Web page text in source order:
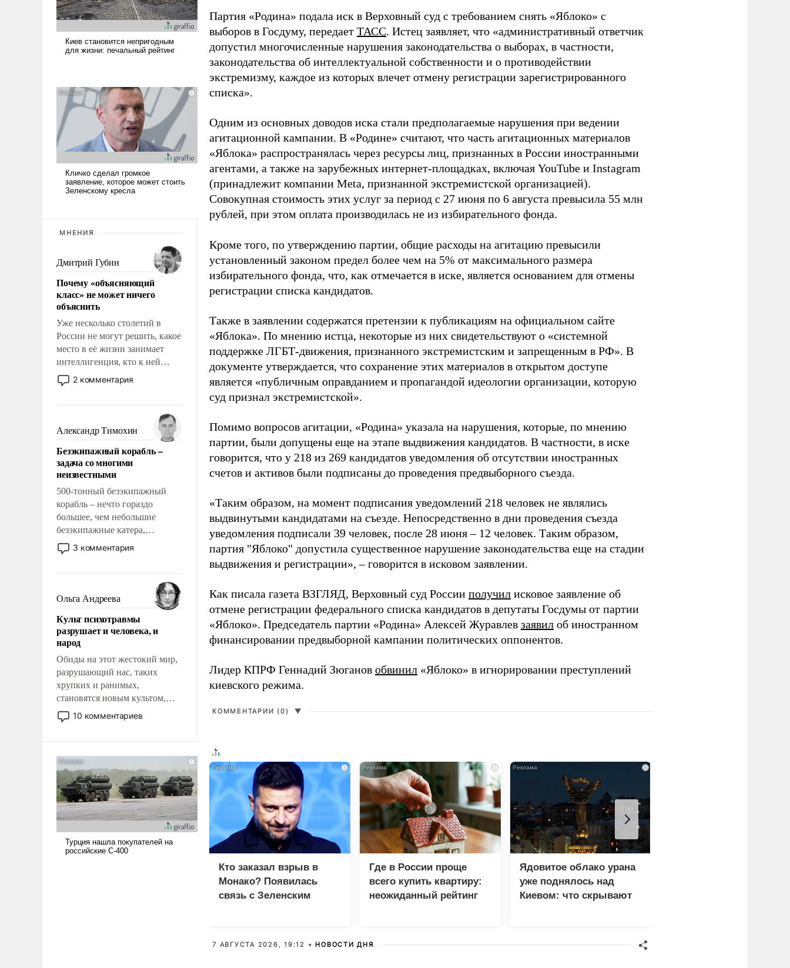
МНЕНИЯ
Дмитрий Губин
Почему «объясняющий
класс» не может ничего
объяснить
Уже несколько столетий в
России не могут решить, какое
место в её жизни занимает
интеллигенция, кто к ней
принадлежит, а кого из неё
исключили с правом
чем она отличается от просто
образованных людей. Иногда
казалось, что эти вопросы
решены раз и навсегда, но –
нет, не решены.
2 комментария
Александр Тимохин
Безэкипажный корабль –
задача со многими
неизвестными
500-тонный безэкипажный
корабль – нечто гораздо
большее, чем небольшие
безэкипажные катера,
применение которых уже
стало обыденностью. Задача по
сложна и амбициозна. Однако
и ее реализация радикально
поднимет наши боевые
возможности.
3 комментария
Ольга Андреева
Культ психотравмы
разрушает и человека, и
народ
Обиды на этот жестокий мир,
разрушающий нас, таких
хрупких и ранимых,
становятся новым культом,
постепенно вытесняя и
отменяя традиционное
ударами судьбы, брать на себя
ответственность, помогать
слабым, идти вперед и
адаптироваться.
10 комментариев
Партия «Родина» подала иск в Верховный суд с требованием снять «Яблоко» с
выборов в Госдуму, передает ТАСС. Истец заявляет, что «административный ответчик
допустил многочисленные нарушения законодательства о выборах, в частности,
законодательства об интеллектуальной собственности и о противодействии
экстремизму, каждое из которых влечет отмену регистрации зарегистрированного
списка».
Одним из основных доводов иска стали предполагаемые нарушения при ведении
агитационной кампании. В «Родине» считают, что часть агитационных материалов
«Яблока» распространялась через ресурсы лиц, признанных в России иностранными
агентами, а также на зарубежных интернет-площадках, включая YouTube и Instagram
(принадлежит компании Meta, признанной экстремистской организацией).
Совокупная стоимость этих услуг за период с 27 июня по 6 августа превысила 55 млн
рублей, при этом оплата производилась не из избирательного фонда.
Кроме того, по утверждению партии, общие расходы на агитацию превысили
установленный законом предел более чем на 5% от максимального размера
избирательного фонда, что, как отмечается в иске, является основанием для отмены
регистрации списка кандидатов.
Также в заявлении содержатся претензии к публикациям на официальном сайте
«Яблока». По мнению истца, некоторые из них свидетельствуют о «системной
поддержке ЛГБТ-движения, признанного экстремистским и запрещенным в РФ». В
документе утверждается, что сохранение этих материалов в открытом доступе
является «публичным оправданием и пропагандой идеологии организации, которую
суд признал экстремистской».
Помимо вопросов агитации, «Родина» указала на нарушения, которые, по мнению
партии, были допущены еще на этапе выдвижения кандидатов. В частности, в иске
говорится, что у 218 из 269 кандидатов уведомления об отсутствии иностранных
счетов и активов были подписаны до проведения предвыборного съезда.
«Таким образом, на момент подписания уведомлений 218 человек не являлись
выдвинутыми кандидатами на съезде. Непосредственно в дни проведения съезда
уведомления подписали 39 человек, после 28 июня – 12 человек. Таким образом,
партия "Яблоко" допустила существенное нарушение законодательства еще на стадии
выдвижения и регистрации», – говорится в исковом заявлении.
Как писала газета ВЗГЛЯД, Верховный суд России получил исковое заявление об
отмене регистрации федерального списка кандидатов в депутаты Госдумы от партии
«Яблоко». Председатель партии «Родина» Алексей Журавлев заявил об иностранном
финансировании предвыборной кампании политических оппонентов.
Лидер КПРФ Геннадий Зюганов обвинил «Яблоко» в игнорировании преступлений
киевского режима.
КОММЕНТАРИИ (0) ▼
i
Кто заказал взрыв в
Монако? Появилась
связь с Зеленским
i
Где в России проще
всего купить квартиру:
неожиданный рейтинг
i
Ядовитое облако урана
уже поднялось над
Киевом: что скрывают
7 АВГУСТА 2026, 19:12 • НОВОСТИ ДНЯ